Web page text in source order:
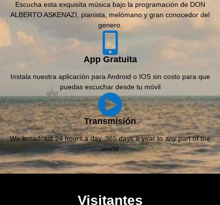
Escucha esta exquisita música bajo la programación de DON
ALBERTO ASKENAZI, pianista, melómano y gran conocedor del
genero.
App Gratuita
Instala nuestra aplicación para Android o IOS sin costo para que
puedas escuchar desde tu móvil
Transmisión
We broadcast 24 hours a day, 365 days a year to any part of the
world
Visitantes